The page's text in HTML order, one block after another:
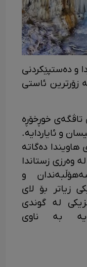
و دەستپێکردنی
زۆرترین ئاستی
خوڕخۆڕە
و ئایاردایە.
دەگاتە
وەرزی زستاندا
و
زیاتر بۆ لای
لە گوندی
بە ناوی